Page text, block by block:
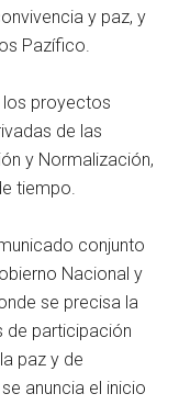
y paz, y
Pazífico.
los proyectos
de las
y Normalización,
tiempo.
conjunto
Nacional y
se precisa la
de participación
paz y de
anuncia el inicio